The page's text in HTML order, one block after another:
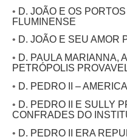
• D. JOÃO E OS
FLUMINENSE
• D. JOÃO E SEU AMOR
• D. PAULA MARIANNA,
PETRÓPOLIS
• D. PEDRO II –
• D. PEDRO II E SULLY
CONFRADES DO
• D. PEDRO II ERA